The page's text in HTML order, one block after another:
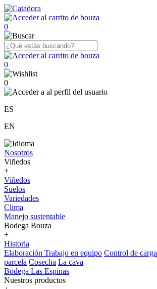
0
0
0
ES
EN
Nosotros
Viñedos
+
Viñedos
Suelos
Variedades
Clima
Manejo sustentable
Bodega Bouza
+
Historia
Elaboración Trabajo en equipo Control de carga
parcela Cosecha La cava
Bodega Las Espinas
Nuestros productos